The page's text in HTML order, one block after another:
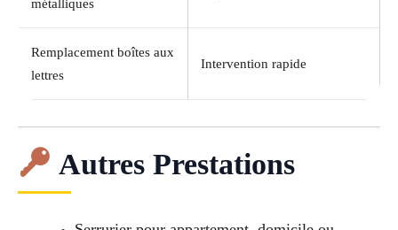
métalliques
Remplacement boîtes aux
lettres
Intervention rapide
Autres Prestations